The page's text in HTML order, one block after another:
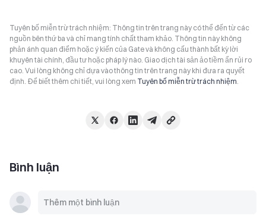
Tuyên bố miễn trừ trách nhiệm: Thông tin trên trang này có thể đến từ các
nguồn bên thứ ba và chỉ mang tính chất tham khảo. Thông tin này không
phản ánh quan điểm hoặc ý kiến của Gate và không cấu thành bất kỳ lời
khuyên tài chính, đầu tư hoặc pháp lý nào. Giao dịch tài sản ảo tiềm ẩn rủi ro
cao. Vui lòng không chỉ dựa vào thông tin trên trang này khi đưa ra quyết
định. Để biết thêm chi tiết, vui lòng xem Tuyên bố miễn trừ trách nhiệm.
Bình luận